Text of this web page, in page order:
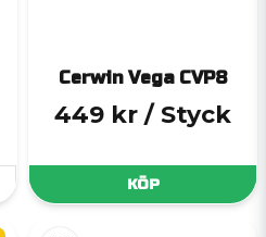
Cerwin Vega CVP8
449 kr / Styck
KÖP